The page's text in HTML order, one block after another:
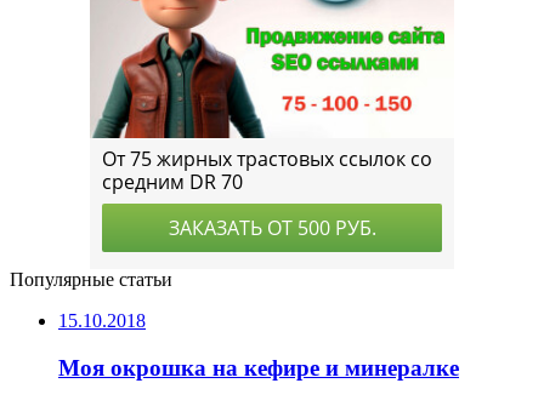
Популярные статьи
15.10.2018
Моя окрошка на кефире и минералке